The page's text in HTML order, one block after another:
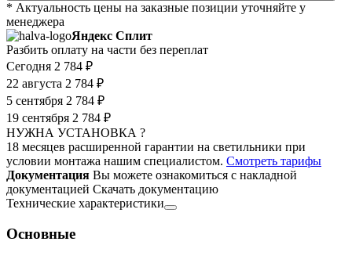
* Актуальность цены на заказные позиции уточняйте у
менеджера
Яндекс Сплит
Разбить оплату на части без переплат
Сегодня 2 784 ₽
22 августа 2 784 ₽
5 сентября 2 784 ₽
19 сентября 2 784 ₽
НУЖНА УСТАНОВКА ?
18 месяцев расширенной гарантии на светильники при
условии монтажа нашим специалистом. Смотреть тарифы
Документация Вы можете ознакомиться с накладной
документацией Скачать документацию
Технические характеристики
Основные